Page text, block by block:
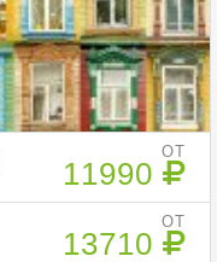
ОТ
11990
ОТ
13710